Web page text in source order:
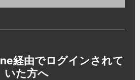
経由でログインされて
いた方へ